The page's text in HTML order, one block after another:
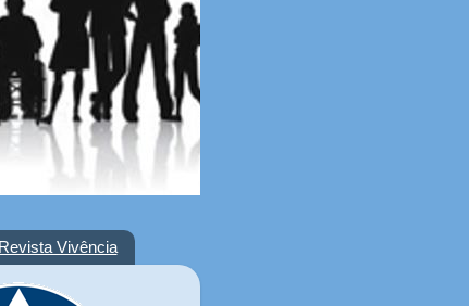
Revista Vivência